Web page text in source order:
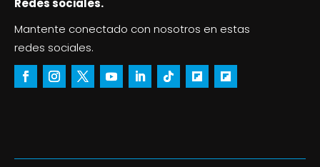
Mantente conectado con nosotros en estas
redes sociales.